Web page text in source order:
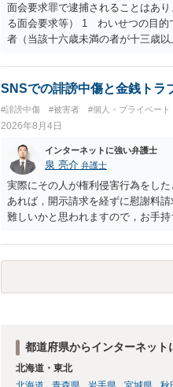
面会要求罪で逮捕されることはあ
る面会要求等） 1 わいせつの目的
者（当該十六歳未満の者が十三歳
又は誘惑して面会を要求すること
金銭その他の利益を供与し、又は
罰金に処する。
SNSでの誹謗中傷と金銭トラ
#誹謗中傷 #被害者 #個人・プライベート
2026年8月4日
インターネットに強い弁護士
泉 亮介 弁護士
実際にその人が権利侵害行為をし
あれば，開示請求を経ずに慰謝料
難しいかと思われますので，お手
都道府県からインターネット
北海道・東北